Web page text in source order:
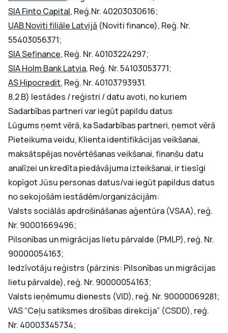
SIA Finto Capital, Reģ.Nr. 40203030616;
UAB Noviti filiāle Latvijā (Noviti finance), Reģ. Nr.
55403056371;
SIA Sefinance, Reģ. Nr. 40103224297;
SIA Holm Bank Latvia, Reģ. Nr. 54103053771;
AS Hipocredit, Reģ. Nr. 40103793931.
8.2 B) Iestādes / reģistri / datu avoti, no kuriem
Sadarbības partneri var iegūt papildu datus
Lūgums ņemt vērā, ka Sadarbības partneri, ņemot vērā
Pieteikuma veidu, Klienta identifikācijas veikšanai,
maksātspējas novērtēšanas veikšanai, finanšu datu
analīzei un kredīta piedāvājuma izteikšanai, ir tiesīgi
kopīgot Jūsu personas datus/vai iegūt papildus datus
no sekojošām iestādēm/organizācijām:
Valsts sociālās apdrošināšanas aģentūra (VSAA), reģ.
Nr. 90001669496;
Pilsonības un migrācijas lietu pārvalde (PMLP), reģ. Nr.
90000054163;
Iedzīvotāju reģistrs (pārzinis: Pilsonības un migrācijas
lietu pārvalde), reģ. Nr. 90000054163;
Valsts ieņēmumu dienests (VID), reģ. Nr. 90000069281;
VAS “Ceļu satiksmes drošības direkcija” (CSDD), reģ.
Nr. 40003345734;